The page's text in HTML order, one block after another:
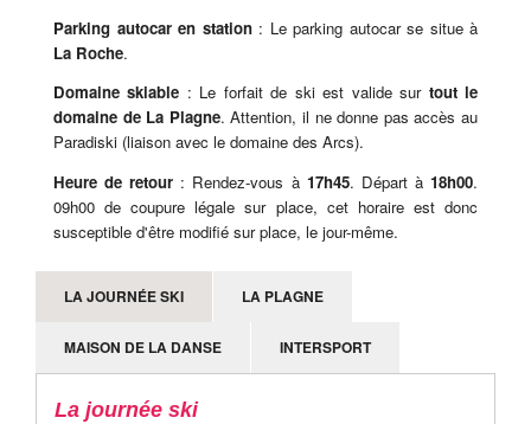
Parking autocar en station : Le parking autocar se situe à
La Roche.
Domaine skiable : Le forfait de ski est valide surtout le
domaine de La Plagne. Attention, il ne donne pas accès au
Paradiski (liaison avec le domaine des Arcs).
Heure de retour : Rendez-vous à 17h45. Départ à18h00.
09h00 de coupure légale sur place, cet horaire est donc
susceptible d'être modifié sur place, le jour-même.
LA JOURNÉE SKI LA PLAGNE
MAISON DE LA DANSE INTERSPORT
La journée ski